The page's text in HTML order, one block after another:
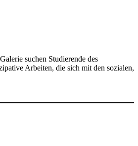
suchen Studierende des
Arbeiten, die sich mit den sozialen,